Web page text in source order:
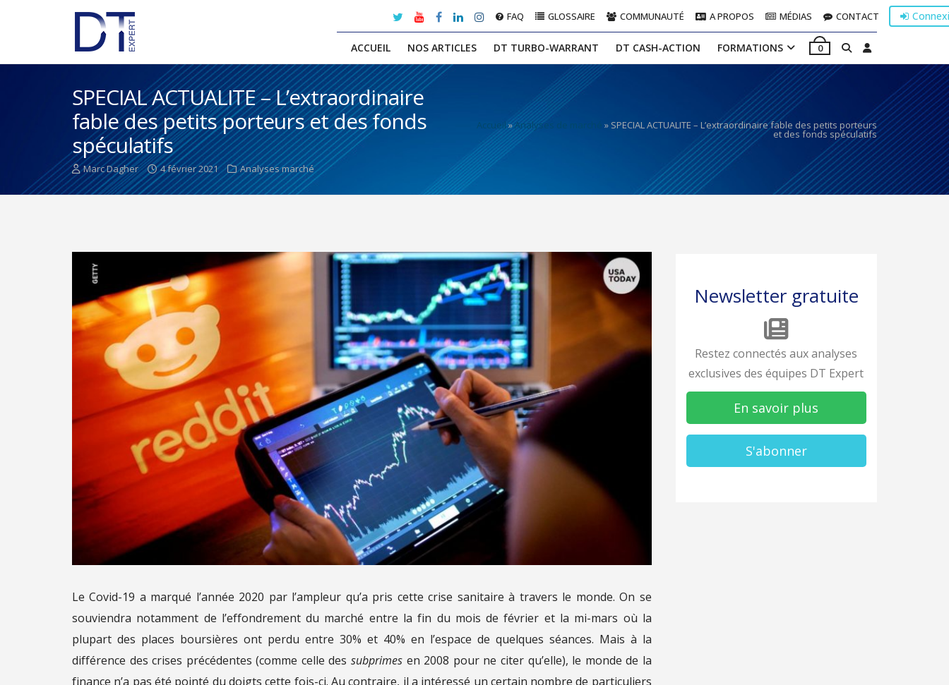
ACCUEIL NOS ARTICLES DT TURBO-WARRANT DT CASH-ACTION FORMATIONS 0
FAQ GLOSSAIRE COMMUNAUTÉ A PROPOS MÉDIAS CONTACT
Accueil»Analyses de marché » SPECIAL ACTUALITE – L’extraordinaire fable des petits porteurs
et des fonds spéculatifs
SPECIAL ACTUALITE – L’extraordinaire
fable des petits porteurs et des fonds
spéculatifs
Marc Dagher 4 février 2021 Analyses marché
Le Covid-19 a marqué l’année 2020 par l’ampleur qu’a pris cette crise sanitaire à travers le monde. On se
souviendra notamment de l’effondrement du marché entre la fin du mois de février et la mi-mars où la
plupart des places boursières ont perdu entre 30% et 40% en l’espace de quelques séances. Mais à la
différence des crises précédentes (comme celle dessubprimes en 2008 pour ne citer qu’elle), le monde de la
finance n’a pas été pointé du doigts cette fois-ci. Au contraire, il a intéressé un certain nombre de particuliers
Newsletter gratuite
Restez connectés aux analyses
exclusives des équipes DT Expert
En savoir plus
S'abonner